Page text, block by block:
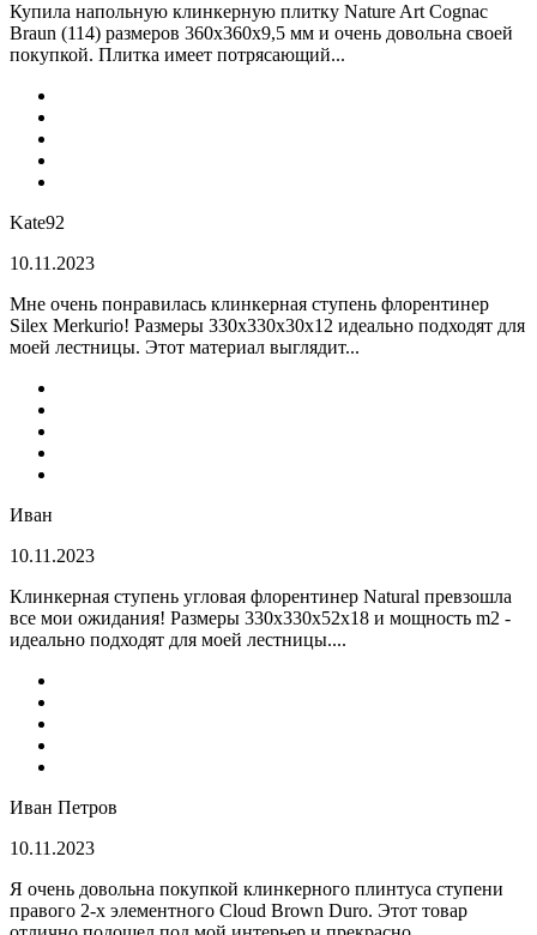
Купила напольную клинкерную плитку Nature Art Cognac
Braun (114) размеров 360x360x9,5 мм и очень довольна своей
покупкой. Плитка имеет потрясающий...
Kate92
10.11.2023
Мне очень понравилась клинкерная ступень флорентинер
Silex Merkurio! Размеры 330х330х30х12 идеально подходят для
моей лестницы. Этот материал выглядит...
Иван
10.11.2023
Клинкерная ступень угловая флорентинер Natural превзошла
все мои ожидания! Размеры 330х330х52х18 и мощность m2 -
идеально подходят для моей лестницы....
Иван Петров
10.11.2023
Я очень довольна покупкой клинкерного плинтуса ступени
правого 2-х элементного Cloud Brown Duro. Этот товар